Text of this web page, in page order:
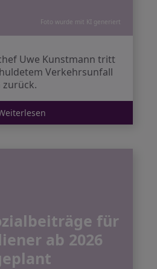
Foto wurde mit KI generiert
Uwe Kunstmann tritt
Verkehrsunfall
zurück.
für
ab 2026